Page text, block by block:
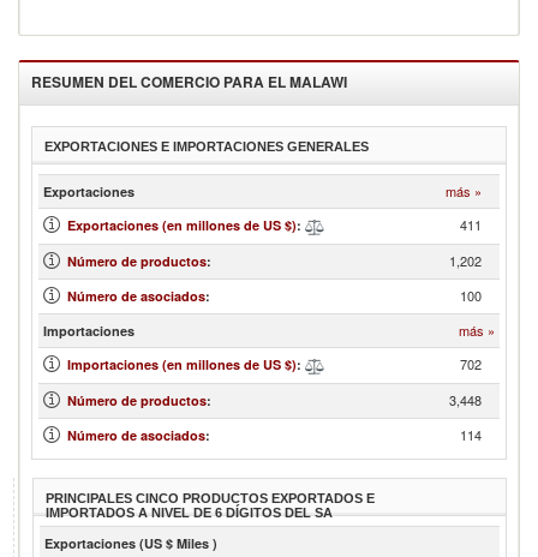
RESUMEN DEL COMERCIO PARA ELMALAWI
EXPORTACIONES E IMPORTACIONES GENERALES
Exportaciones más »
Exportaciones (en millones de US $): 411
Número de productos: 1,202
Número de asociados: 100
Importaciones más »
Importaciones (en millones de US $): 702
Número de productos: 3,448
Número de asociados: 114
PRINCIPALES CINCO PRODUCTOS EXPORTADOS E
IMPORTADOS A NIVEL DE 6 DÍGITOS DEL SA
Exportaciones (US $ Miles )